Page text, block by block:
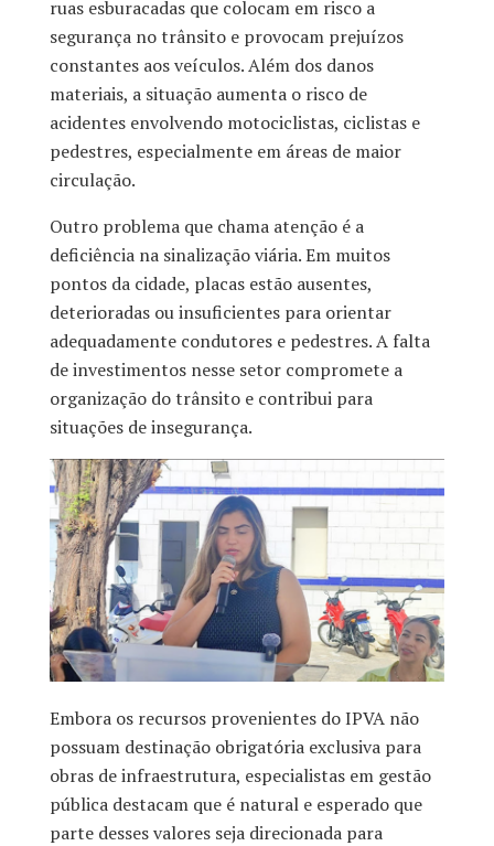
ruas esburacadas que colocam em risco a
segurança no trânsito e provocam prejuízos
constantes aos veículos. Além dos danos
materiais, a situação aumenta o risco de
acidentes envolvendo motociclistas, ciclistas e
pedestres, especialmente em áreas de maior
circulação.
Outro problema que chama atenção é a
deficiência na sinalização viária. Em muitos
pontos da cidade, placas estão ausentes,
deterioradas ou insuficientes para orientar
adequadamente condutores e pedestres. A falta
de investimentos nesse setor compromete a
organização do trânsito e contribui para
situações de insegurança.
Embora os recursos provenientes do IPVA não
possuam destinação obrigatória exclusiva para
obras de infraestrutura, especialistas em gestão
pública destacam que é natural e esperado que
parte desses valores seja direcionada para